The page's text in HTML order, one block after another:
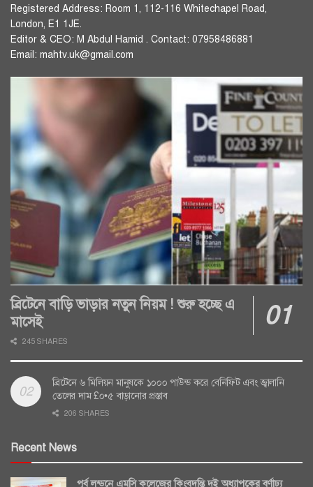
Registered Address: Room 1, 112-116 Whitechapel Road,
London, E1 1JE.
Editor & CEO: M Abdul Hamid . Contact: 07958486881
Email: mahtv.uk@gmail.com
ব্রিটেনে বাড়ি ভাড়ার নতুন নিয়ম ! শুরু হচ্ছে এ
মাসেই
245 SHARES
ব্রিটেনে ৬ মিলিয়ন মানুষকে ১০০০ পাউন্ড করে বেনিফিট এবং জ্বালানি
তেলের দাম £০•৫ বাড়ানোর প্রস্তাব
206 SHARES
Recent News
পূর্ব লন্ডনে এমসি কলেজের কিংবদন্তি দুই অধ্যাপকের বর্ণাঢ্য